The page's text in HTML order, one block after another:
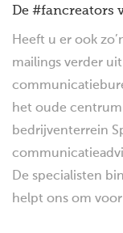
De #fancreators
Heeft u er ook
mailings verder
het oude
bedrijventerrein
De specialisten
helpt ons om